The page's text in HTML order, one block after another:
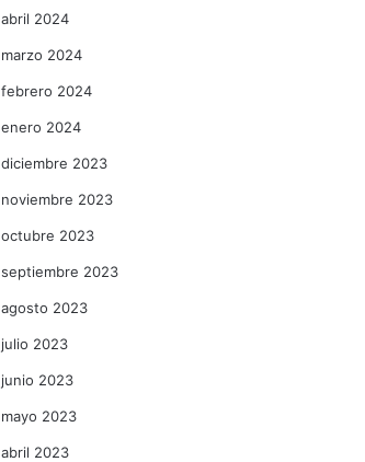
abril 2024
marzo 2024
febrero 2024
enero 2024
diciembre 2023
noviembre 2023
octubre 2023
septiembre 2023
agosto 2023
julio 2023
junio 2023
mayo 2023
abril 2023